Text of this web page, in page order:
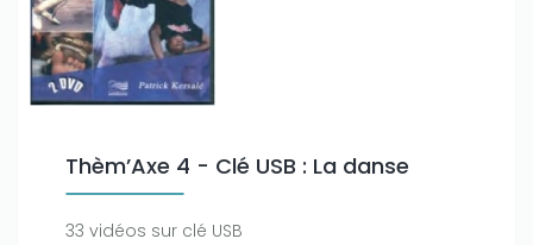
Thèm’Axe 4 - Clé USB : La danse
33 vidéos sur clé USB